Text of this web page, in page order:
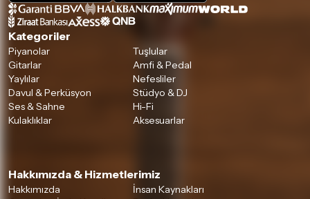
Kategoriler
Piyanolar
Tuşlular
Gitarlar
Amfi & Pedal
Yaylılar
Nefesliler
Davul & Perküsyon
Stüdyo & DJ
Ses & Sahne
Hi-Fi
Kulaklıklar
Aksesuarlar
Hakkımızda & Hizmetlerimiz
Hakkımızda
İnsan Kaynakları